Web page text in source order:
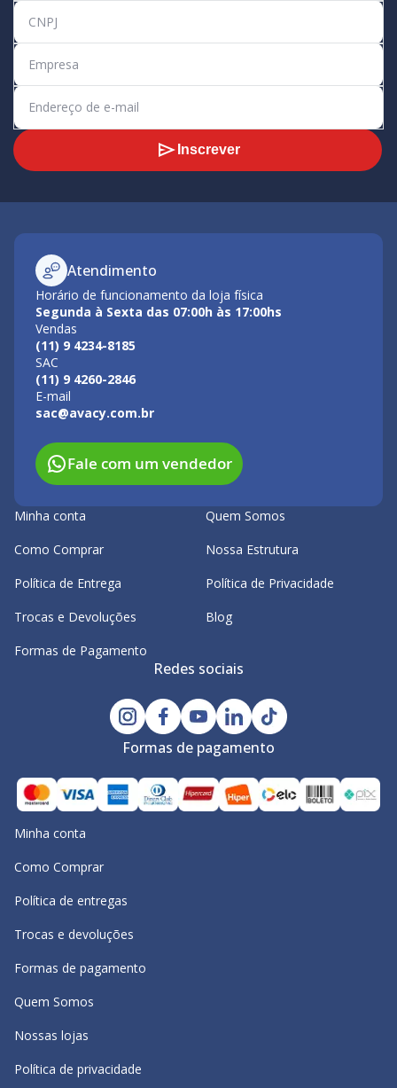
Inscrever
Atendimento
Horário de funcionamento da loja física
Segunda à Sexta das 07:00h às 17:00hs
Vendas
(11) 9 4234-8185
SAC
(11) 9 4260-2846
E-mail
sac@avacy.com.br
Fale com um vendedor
Minha conta
Como Comprar
Política de Entrega
Trocas e Devoluções
Formas de Pagamento
Quem Somos
Nossa Estrutura
Política de Privacidade
Blog
Redes sociais
Formas de pagamento
Minha conta
Como Comprar
Política de entregas
Trocas e devoluções
Formas de pagamento
Quem Somos
Nossas lojas
Política de privacidade